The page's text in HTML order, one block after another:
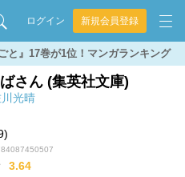
ログイン 新規会員登録
と』17巻が1位！マンガランキング
さん (集英社文庫)
光晴
3.64